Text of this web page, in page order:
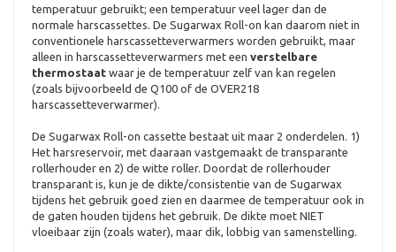
temperatuur gebruikt; een temperatuur veel lager dan de
normale harscassettes. De Sugarwax Roll-on kan daarom niet in
conventionele harscassetteverwarmers worden gebruikt, maar
alleen in harscassetteverwarmers met een verstelbare
thermostaat waar je de temperatuur zelf van kan regelen
(zoals bijvoorbeeld de Q100 of de OVER218
harscassetteverwarmer).
De Sugarwax Roll-on cassette bestaat uit maar 2 onderdelen. 1)
Het harsreservoir, met daaraan vastgemaakt de transparante
rollerhouder en 2) de witte roller. Doordat de rollerhouder
transparant is, kun je de dikte/consistentie van de Sugarwax
tijdens het gebruik goed zien en daarmee de temperatuur ook in
de gaten houden tijdens het gebruik. De dikte moet NIET
vloeibaar zijn (zoals water), maar dik, lobbig van samenstelling.